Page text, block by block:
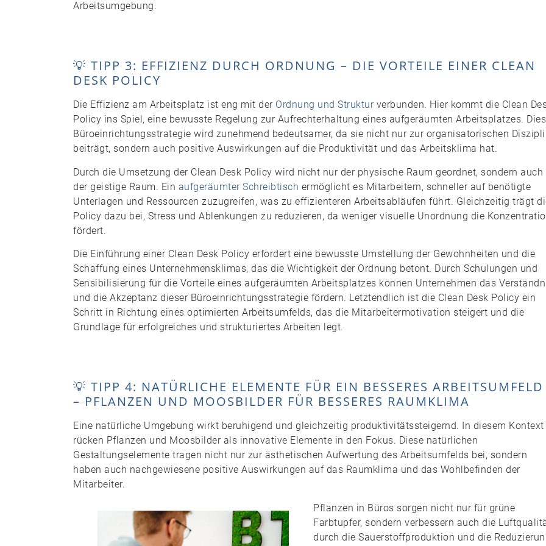
Arbeitsumgebung.
💡 TIPP 3: EFFIZIENZ DURCH ORDNUNG – DIE VORTEILE EINER CLEAN
DESK POLICY
Die Effizienz am Arbeitsplatz ist eng mit der Ordnung und Strukturverbunden. Hier kommt die Clean
Policy ins Spiel, eine bewusste Regelung zur Aufrechterhaltung eines aufgeräumten Arbeitsplatzes.
Büroeinrichtungsstrategie wird zunehmend bedeutsamer, da sie nicht nur zur organisatorischen
beiträgt, sondern auch positive Auswirkungen auf die Produktivität und das Arbeitsklima hat.
Durch die Umsetzung der Clean Desk Policy wird nicht nur der physische Raum geordnet, sondern auch
der geistige Raum. Ein aufgeräumter Schreibtisch ermöglicht es Mitarbeitern, schneller auf benötigte
Unterlagen und Ressourcen zuzugreifen, was zu effizienteren Arbeitsabläufen führt. Gleichzeitig trägt
Policy dazu bei, Stress und Ablenkungen zu reduzieren, da weniger visuelle Unordnung die
fördert.
Die Einführung einer Clean Desk Policy erfordert eine bewusste Umstellung der Gewohnheiten und die
Schaffung eines Unternehmensklimas, das die Wichtigkeit der Ordnung betont. Durch Schulungen und
Sensibilisierung für die Vorteile eines aufgeräumten Arbeitsplatzes können Unternehmen das
und die Akzeptanz dieser Büroeinrichtungsstrategie fördern. Letztendlich ist die Clean Desk Policy ein
Schritt in Richtung eines optimierten Arbeitsumfelds, das die Mitarbeitermotivation steigert und die
Grundlage für erfolgreiches und strukturiertes Arbeiten legt.
💡 TIPP 4: NATÜRLICHE ELEMENTE FÜR EIN BESSERES ARBEITSUMFELD
– PFLANZEN UND MOOSBILDER FÜR BESSERES RAUMKLIMA
Eine natürliche Umgebung wirkt beruhigend und gleichzeitig produktivitätssteigernd. In diesem Kontext
rücken Pflanzen und Moosbilder als innovative Elemente in den Fokus. Diese natürlichen
Gestaltungselemente tragen nicht nur zur ästhetischen Aufwertung des Arbeitsumfelds bei, sondern
haben auch nachgewiesene positive Auswirkungen auf das Raumklima und das Wohlbefinden der
Mitarbeiter.
Pflanzen in Büros sorgen nicht nur für grüne
Farbtupfer, sondern verbessern auch die
durch die Sauerstoffproduktion und die